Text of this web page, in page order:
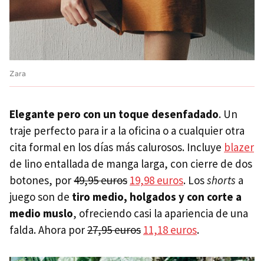
Zara
Elegante pero con un toque desenfadado. Un
traje perfecto para ir a la oficina o a cualquier otra
cita formal en los días más calurosos. Incluye blazer
de lino entallada de manga larga, con cierre de dos
botones, por49,95 euros 19,98 euros. Losshorts a
juego son de tiro medio, holgados y con corte a
medio muslo, ofreciendo casi la apariencia de una
falda. Ahora por27,95 euros 11,18 euros.